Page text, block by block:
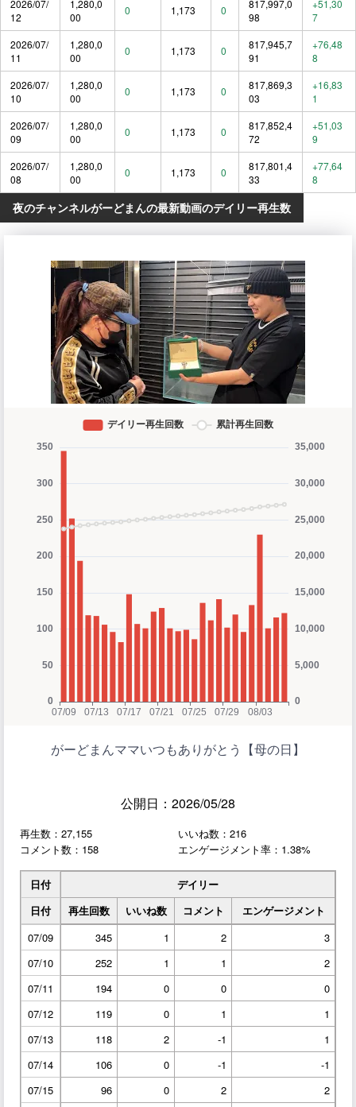
2026/07/
12
1,280,0
00
0 1,173 0
817,997,0
98
+51,30
7
2026/07/
11
1,280,0
00
0 1,173 0
817,945,7
91
+76,48
8
2026/07/
10
1,280,0
00
0 1,173 0
817,869,3
03
+16,83
1
2026/07/
09
1,280,0
00
0 1,173 0
817,852,4
72
+51,03
9
2026/07/
08
1,280,0
00
0 1,173 0
817,801,4
33
+77,64
8
夜のチャンネルがーどまんの最新動画のデイリー再生数
がーどまんママいつもありがとう【母の日】
公開日：2026/05/28
再生数：27,155
いいね数：216
コメント数：158
エンゲージメント率：1.38%
日付
デイリー
日付
再生回数 いいね数 コメント
エンゲージメント
07/09
345 1 2
3
07/10
252 1 1
2
07/11
194 0 0
0
07/12
119 0 1
1
07/13
118 2 -1
1
07/14
106 0 -1
-1
07/15
96 0 2
2